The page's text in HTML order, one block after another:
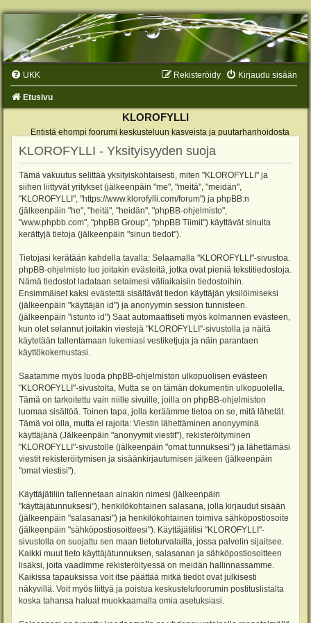
UKK Kirjaudu sisään
Rekisteröidy
Etusivu
KLOROFYLLI
Entistä ehompi foorumi keskusteluun kasveista ja puutarhanhoidosta
KLOROFYLLI - Yksityisyyden suoja
Tämä vakuutus selittää yksityiskohtaisesti, miten "KLOROFYLLI" ja
siihen liittyvät yritykset (jälkeenpäin "me", "meitä", "meidän",
"KLOROFYLLI", "https://www.klorofylli.com/forum") ja phpBB:n
(jälkeenpäin "he", "heitä", "heidän", "phpBB-ohjelmisto",
"www.phpbb.com", "phpBB Group", "phpBB Tiimit") käyttävät sinulta
kerättyjä tietoja (jälkeenpäin "sinun tiedot").
Tietojasi kerätään kahdella tavalla: Selaamalla "KLOROFYLLI"-sivustoa.
phpBB-ohjelmisto luo joitakin evästeitä, jotka ovat pieniä tekstitiedostoja.
Nämä tiedostot ladataan selaimesi väliaikaisiin tiedostoihin.
Ensimmäiset kaksi evästettä sisältävät tiedon käyttäjän yksilöimiseksi
(jälkeenpäin "käyttäjän id") ja anonyymin session tunnisteen.
(jälkeenpäin "istunto id") Saat automaattiseti myös kolmannen evästeen,
kun olet selannut joitakin viestejä "KLOROFYLLI"-sivustolla ja näitä
käytetään tallentamaan lukemiasi vestiketjuja ja näin parantaen
käyttökokemustasi.
Saatamme myös luoda phpBB-ohjelmiston ulkopuolisen evästeen
"KLOROFYLLI"-sivustolta, Mutta se on tämän dokumentin ulkopuolella.
Tämä on tarkoitettu vain niille sivuille, joilla on phpBB-ohjelmiston
luomaa sisältöä. Toinen tapa, jolla keräämme tietoa on se, mitä lähetät.
Tämä voi olla, mutta ei rajoita: Viestin lähettäminen anonyyminä
käyttäjänä (Jälkeenpäin "anonyymit viestit"), rekisteröityminen
"KLOROFYLLI"-sivustolle (jälkeenpäin "omat tunnuksesi") ja lähettämäsi
viestit rekisteröitymisen ja sisäänkirjautumisen jälkeen (jälkeenpäin
"omat viestisi").
Käyttäjätiliin tallennetaan ainakin nimesi (jälkeenpäin
"käyttäjätunnuksesi"), henkilökohtainen salasana, jolla kirjaudut sisään
(jälkeenpäin "salasanasi") ja henkilökohtainen toimiva sähköpostiosoite
(jälkeenpäin "sähköpostiosoitteesi"). Käyttäjätilisi "KLOROFYLLI"-
sivustolla on suojattu sen maan tietoturvalailla, jossa palvelin sijaitsee.
Kaikki muut tieto käyttäjätunnuksen, salasanan ja sähköpostiosoitteen
lisäksi, joita vaadimme rekisteröityessä on meidän hallinnassamme.
Kaikissa tapauksissa voit itse päättää mitkä tiedot ovat julkisesti
näkyvillä. Voit myös liittyä ja poistua keskustelufoorumin postituslistalta
koska tahansa haluat muokkaamalla omia asetuksiasi.